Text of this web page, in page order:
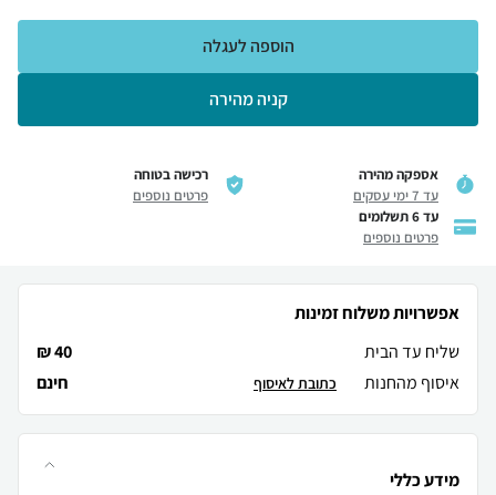
קניה מהירה
הוספה לעגלה
אספקה מהירה
עד 7 ימי עסקים
רכישה בטוחה
פרטים נוספים
עד 6 תשלומים
פרטים נוספים
אפשרויות משלוח זמינות
שליח עד הבית
40 ₪
איסוף מהחנות
חינם כתובת לאיסוף
מידע כללי